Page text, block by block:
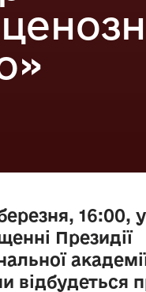
16:00, у
Президії
відбудеться